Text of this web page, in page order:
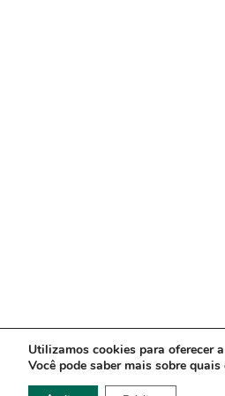
Utilizamos cookies para oferecer
Você pode saber mais sobre